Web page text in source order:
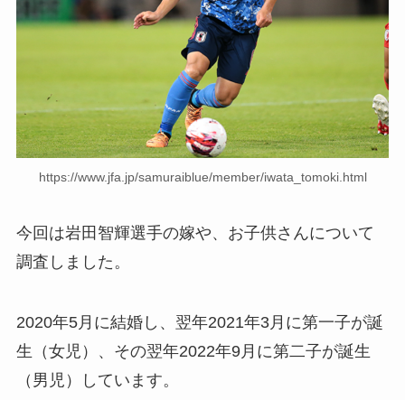
https://www.jfa.jp/samuraiblue/member/iwata_tomoki.html
今回は岩田智輝選手の嫁や、お子供さんについて
調査しました。
2020年5月に結婚し、翌年2021年3月に第一子が誕
生（女児）、その翌年2022年9月に第二子が誕生
（男児）しています。